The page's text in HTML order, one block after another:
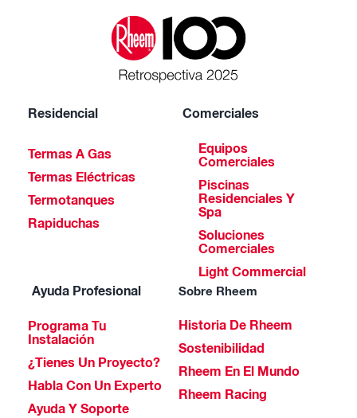
Residencial
Termas A Gas
Termas Eléctricas
Termotanques
Rapiduchas
Comerciales
Equipos
Comerciales
Piscinas
Residenciales Y
Spa
Soluciones
Comerciales
Light Commercial
Ayuda Profesional
Programa Tu
Instalación
¿Tienes Un Proyecto?
Habla Con Un Experto
Ayuda Y Soporte
Sobre Rheem
Historia De Rheem
Sostenibilidad
Rheem En El Mundo
Rheem Racing